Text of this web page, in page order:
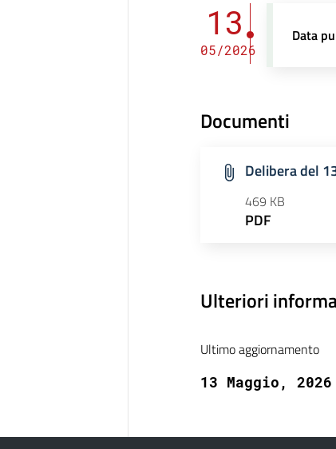
13
05/2026
Data
Documenti
Delibera del
469 KB
PDF
Ulteriori
Ultimo aggiornamento
13 Maggio, 2026